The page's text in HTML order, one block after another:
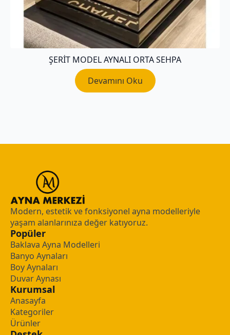
ŞERIT MODEL AYNALI ORTA SEHPA
Devamını Oku
Modern, estetik ve fonksiyonel ayna modelleriyle
yaşam alanlarınıza değer katıyoruz.
Popüler
Baklava Ayna Modelleri
Banyo Aynaları
Boy Aynaları
Duvar Aynası
Kurumsal
Anasayfa
Kategoriler
Ürünler